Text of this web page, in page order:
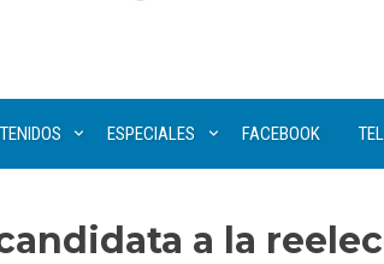
ESPECIALES FACEBOOK
a la